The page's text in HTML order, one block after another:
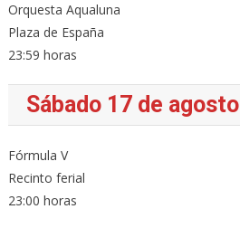
Orquesta Aqualuna
Plaza de España
23:59 horas
Sábado 17 de agosto
Fórmula V
Recinto ferial
23:00 horas